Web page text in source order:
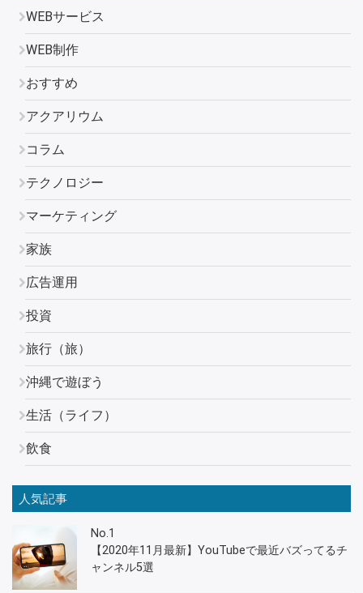
WEBサービス
WEB制作
おすすめ
アクアリウム
コラム
テクノロジー
マーケティング
家族
広告運用
投資
旅行（旅）
沖縄で遊ぼう
生活（ライフ）
飲食
人気記事
No.1
【2020年11月最新】YouTubeで最近バズってるチ
ャンネル5選